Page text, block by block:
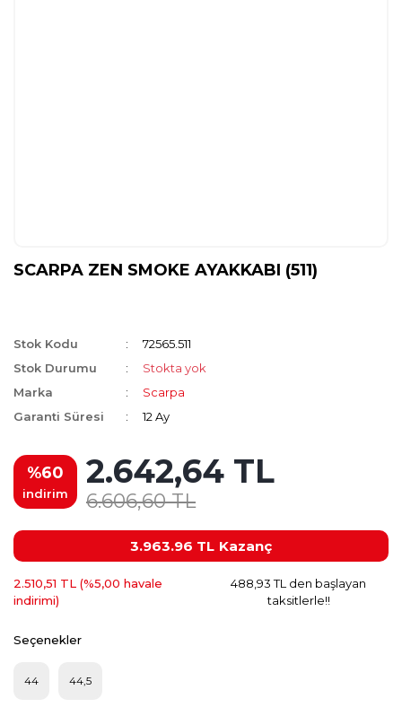
SCARPA ZEN SMOKE AYAKKABI (511)
Stok Kodu
72565.511
Stok Durumu
Stokta yok
Marka
Scarpa
Garanti Süresi
12 Ay
%60
indirim
2.642,64 TL
6.606,60 TL
3.963.96 TL Kazanç
2.510,51 TL (%5,00 havale
indirimi)
488,93 TL den başlayan
taksitlerle!!
Seçenekler
44 44,5